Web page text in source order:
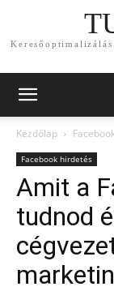
Kezdőlap
Facebook hirdetés
Amit a
tudnod